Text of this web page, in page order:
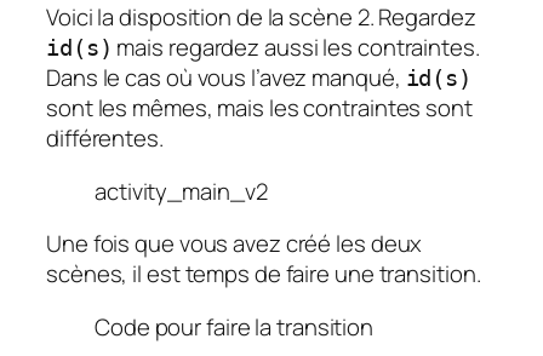
Voici la disposition de la scène 2. Regardez
id(s) mais regardez aussi les contraintes.
Dans le cas où vous l’avez manqué, id(s)
sont les mêmes, mais les contraintes sont
différentes.
activity_main_v2
Une fois que vous avez créé les deux
scènes, il est temps de faire une transition.
Code pour faire la transition